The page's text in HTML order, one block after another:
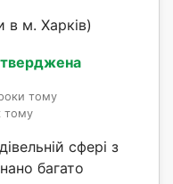
в м. Харків)
тому
тому
сфері з
багато